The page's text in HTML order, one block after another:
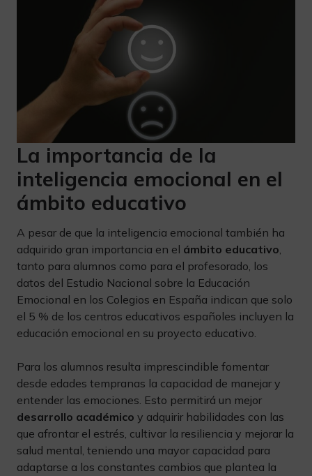
La importancia de la
inteligencia emocional en el
ámbito educativo
A pesar de que la inteligencia emocional también ha
adquirido gran importancia en el ámbito educativo,
tanto para alumnos como para el profesorado, los
datos del Estudio Nacional sobre la Educación
Emocional en los Colegios en España indican que solo
el 5 % de los centros educativos españoles incluyen la
educación emocional en su proyecto educativo.
Para los alumnos resulta imprescindible fomentar
desde edades tempranas la capacidad de manejar y
entender las emociones. Esto permitirá un mejor
desarrollo académico y adquirir habilidades con las
que afrontar el estrés, cultivar la resiliencia y mejorar la
salud mental, teniendo una mayor capacidad para
adaptarse a los constantes cambios que plantea la